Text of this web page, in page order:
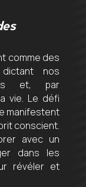
comme des
nos
et, par
vie. Le défi
manifestent
conscient.
avec un
dans les
révéler et